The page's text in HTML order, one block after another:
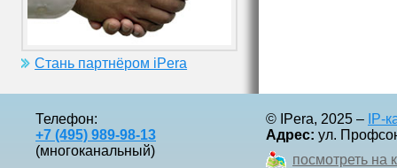
Стань партнёром iPera
Телефон:
+7 (495) 989-98-13
(многоканальный)
© IPera, 2025 – IP-
Адрес: ул.
посмотреть на